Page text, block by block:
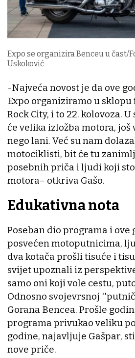
Expo se organizira Benceu u čast/
Uskoković
-Najveća novost je da ove
Expo organiziramo u
Rock City, i to 22. kolovoza.
će velika izložba motora, još
nego lani. Već su nam
motociklisti, bit će tu
posebnih priča i ljudi koji
motora– otkriva Gašo.
Edukativna nota
Poseban dio programa i ove
posvećen motoputnicima,
dva kotača prošli tisuće i
svijet upoznali iz
samo oni koji vole cestu,
Odnosno svojevrsnoj
Gorana Bencea. Prošle
programa privukao veliku
godine, najavljuje Gašpar,
nove priče.